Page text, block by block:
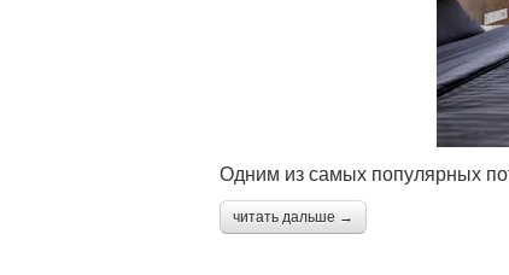
Одним из самых популярных
читать дальше →